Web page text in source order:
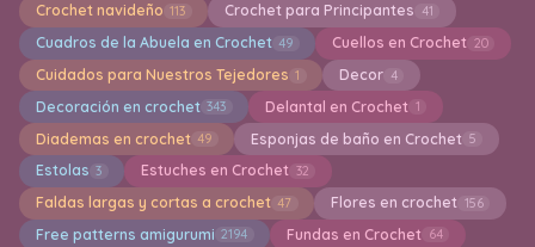
Crochet navideño 113 Crochet para Principantes 41
Cuadros de la Abuela en Crochet 49 Cuellos en Crochet 20
Cuidados para Nuestros Tejedores 1 Decor 4
Decoración en crochet 343 Delantal en Crochet 1
Diademas en crochet 49 Esponjas de baño en Crochet 5
Estolas 3 Estuches en Crochet 32
Faldas largas y cortas a crochet 47 Flores en crochet 156
Free patterns amigurumi 2194 Fundas en Crochet 64